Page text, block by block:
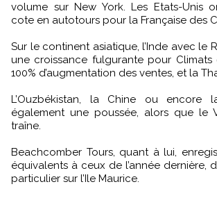
volume sur New York. Les Etats-Unis
cote en autotours pour la Française des
Sur le continent asiatique, l’Inde avec le
une croissance fulgurante pour Climats
100% d’augmentation des ventes, et la
L’Ouzbékistan, la Chine ou encore
également une poussée, alors que le
traîne.
Beachcomber Tours, quant à lui,
équivalents à ceux de l’année dernière,
particulier sur l’Ile Maurice.